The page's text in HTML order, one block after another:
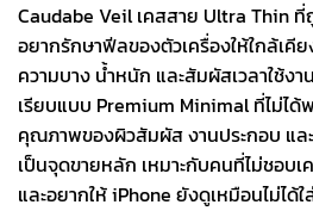
Caudabe Veil เคสสาย Ultra Thin
อยากรักษาฟีลของตัวเครื่องให้ใกล้เคี
ความบาง น้ำหนัก และสัมผัสเวลาใช้ง
เรียบแบบ Premium Minimal ที่ไม่ได้
คุณภาพของผิวสัมผัส งานประกอบ แล
เป็นจุดขายหลัก เหมาะกับคนที่ไม่ชอบเ
และอยากให้ iPhone ยังดูเหมือนไม่ได้